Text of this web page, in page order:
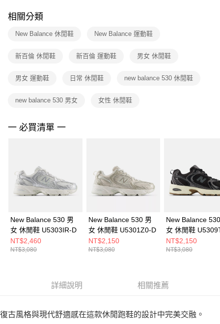
※ 交易是否成功請以「AFTEE先享後付 」之結帳頁面顯示為準，若有關於
是否繳費成功／繳費後需取消欲退款等相關疑問，請聯繫「AFTEE先享後付
客戶支援中心」 https://netprotections.freshdesk.com/support/home
１．透過由恩沛科技股份有限公司提供之「AFTEE先享後付」服務完成之交
權轉讓予恩沛科技股份有限公司。
３．未成年的使用者請事先徵得法定代理人或監護人之同意方可使用
４．使用「AFTEE先享後付」時，將依據個別帳號之用戶狀況，依本公司即
恩沛科技股份有限公司將有權停止該用戶之使用額度並採取法律行動。
相關分類
New Balance 休閒鞋 New Balance 運動鞋
新百倫 休閒鞋 新百倫 運動鞋 男女 休閒鞋
男女 運動鞋 日常 休閒鞋 new balance 530 休閒鞋
new balance 530 男女 女性 休閒鞋
一 必買清單 一
New Balance 530 男
女 休閒鞋 U5303IR-D
NT$2,460
NT$3,080
New Balance 530 男
女 休閒鞋 U5301Z0-D
NT$2,150
NT$3,080
New Balance
女 休閒鞋
NT$2,150
NT$3,080
詳細說明 相關推薦
復古風格與現代舒適感在這款休閒跑鞋的設計中完美交融。